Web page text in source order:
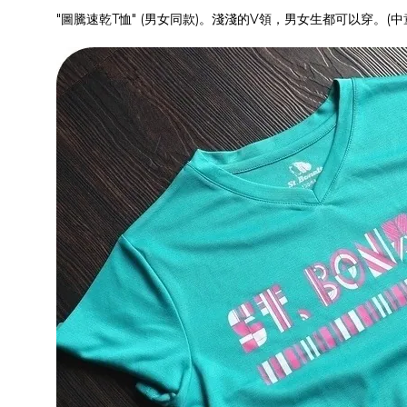
"圖騰速乾T恤" (男女同款)。淺淺的V領，男女生都可以穿。(中